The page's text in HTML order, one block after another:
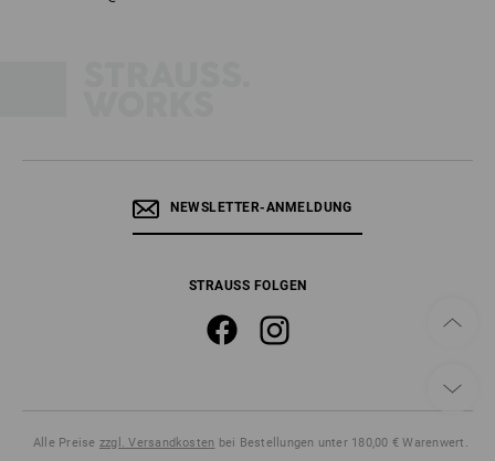
NEWSLETTER-ANMELDUNG
STRAUSS FOLGEN
Alle Preise zzgl. Versandkosten bei Bestellungen unter 180,00 € Warenwert.